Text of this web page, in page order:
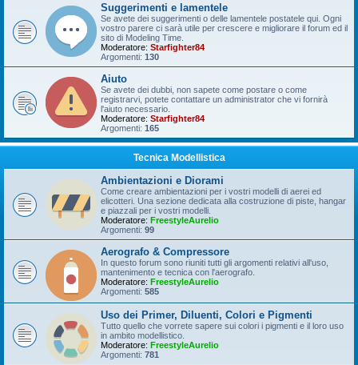
Suggerimenti e lamentele
Se avete dei suggerimenti o delle lamentele postatele qui. Ogni
vostro parere ci sarà utile per crescere e migliorare il forum ed il
sito di Modeling Time.
Moderatore: Starfighter84
Argomenti: 130
Aiuto
Se avete dei dubbi, non sapete come postare o come
registrarvi, potete contattare un administrator che vi fornirà
l'aiuto necessario.
Moderatore: Starfighter84
Argomenti: 165
Tecnica Modellistica
Ambientazioni e Diorami
Come creare ambientazioni per i vostri modelli di aerei ed
elicotteri. Una sezione dedicata alla costruzione di piste, hangar
e piazzali per i vostri modelli.
Moderatore: FreestyleAurelio
Argomenti: 99
Aerografo & Compressore
In questo forum sono riuniti tutti gli argomenti relativi all'uso,
mantenimento e tecnica con l'aerografo.
Moderatore: FreestyleAurelio
Argomenti: 585
Uso dei Primer, Diluenti, Colori e Pigmenti
Tutto quello che vorrete sapere sui colori i pigmenti e il loro uso
in ambito modellistico.
Moderatore: FreestyleAurelio
Argomenti: 781